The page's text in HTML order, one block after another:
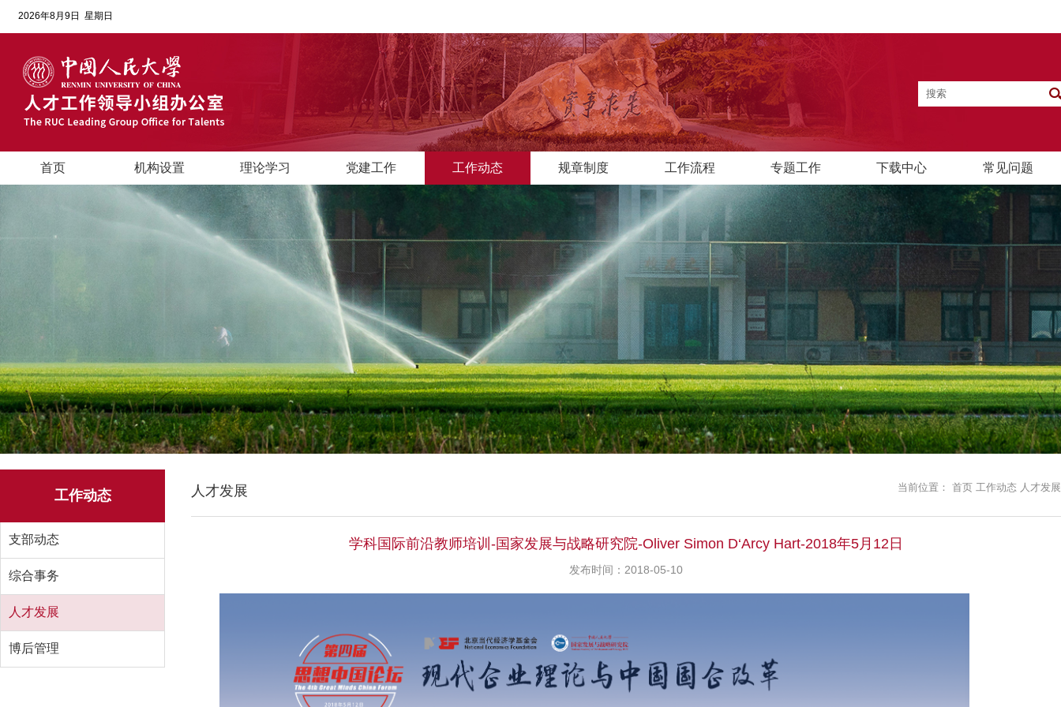
2026年8月9日 星期日
首页 机构设置 理论学习 党建工作 工作动态 规章制度 工作流程 专题工作 下载中心 常见问题
工作动态
支部动态
综合事务
人才发展
博后管理
当前位置： 首页 工作动态 人才发展
人才发展
学科国际前沿教师培训-国家发展与战略研究院-Oliver Simon D‘Arcy Hart-2018年5月12日
发布时间：2018-05-10